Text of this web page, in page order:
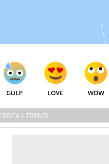
GULP LOVE WOW